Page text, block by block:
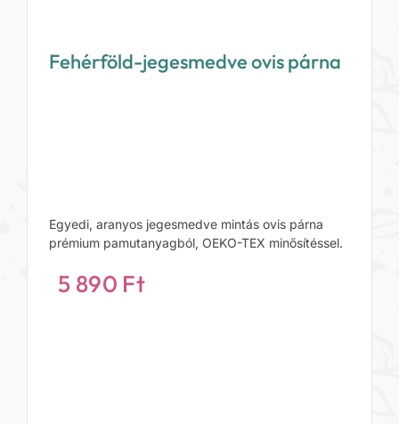
Fehérföld-jegesmedve ovis párna
Egyedi, aranyos jegesmedve mintás ovis párna
prémium pamutanyagból, OEKO-TEX minősítéssel.
5 890 Ft